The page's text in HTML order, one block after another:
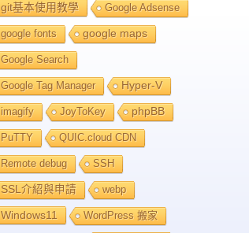
git基本使用教學 Google Adsense
google fonts google maps
Google Search
Google Tag Manager Hyper-V
imagify JoyToKey phpBB
PuTTY QUIC.cloud CDN
Remote debug SSH
SSL介紹與申請 webp
Windows11 WordPress 搬家